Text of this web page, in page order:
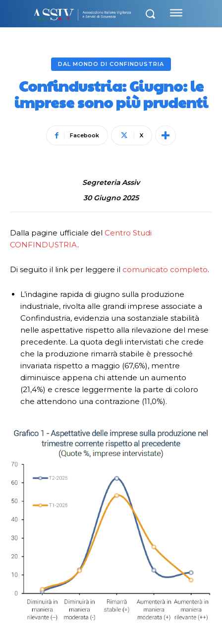
DAL MONDO DI CONFINDUSTRIA
Confindustria: Giugno: le
imprese sono più prudenti
Facebook X
Segreteria Assiv
30 Giugno 2025
Dalla pagine ufficiale del Centro Studi
CONFINDUSTRIA.
Di seguito il link per leggere il comunicato completo.
L’indagine rapida di giugno sulla produzione
industriale, rivolta alle grandi imprese associate a
Confindustria, evidenzia una sostanziale stabilità
nelle aspettative rispetto alla rilevazione del mese
precedente. La quota degli intervistati che crede
che la produzione rimarrà stabile è pressoché
invariata rispetto a maggio (67,6%), mentre
diminuisce appena chi attende un aumento
(21,4%) e cresce leggermente la parte di coloro
che attendono una contrazione (11,0%).